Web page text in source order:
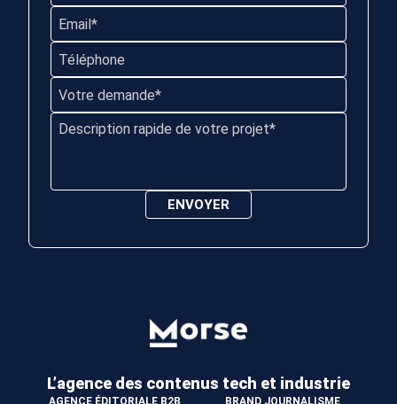
L’agence des contenus tech et industrie